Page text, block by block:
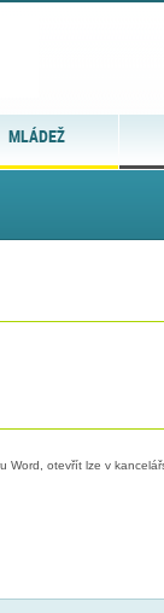
MLÁDEŽ
otevřít lze v